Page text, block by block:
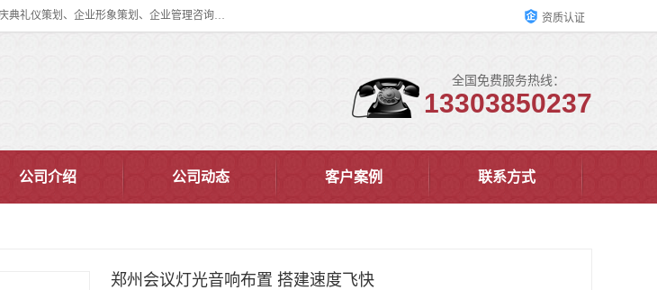
郑州道清文化传播有限公司成立于2015年，注册地位于郑州市管城区。经营范围包括会议及展览服务、庆典礼仪策划、企业形象策划、企业管理咨询、计算机图文设计、制作等。主要产品服务有：舞台桁架搭建，背景板搭建，灯光音响，雷亚舞台搭建、龙门架搭建、会议桌椅租赁、灯光音响租赁、空飘出租、气柱拱门租赁、喷绘写真制作、kt板制作。 资质认证
全国免费服务热线：
13303850237
公司介绍 公司动态 客户案例 联系方式
郑州会议灯光音响布置 搭建速度飞快